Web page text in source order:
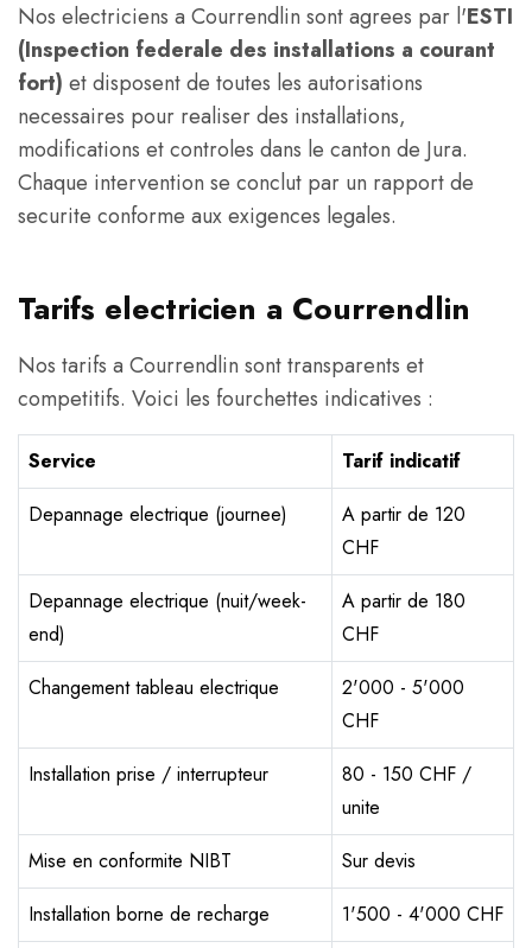
Nos electriciens a Courrendlin sont agrees par l'ESTI
(Inspection federale des installations a courant
fort) et disposent de toutes les autorisations
necessaires pour realiser des installations,
modifications et controles dans le canton de Jura.
Chaque intervention se conclut par un rapport de
securite conforme aux exigences legales.
Tarifs electricien a Courrendlin
Nos tarifs a Courrendlin sont transparents et
competitifs. Voici les fourchettes indicatives :
Service
Tarif indicatif
Depannage electrique (journee)
A partir de 120
CHF
Depannage electrique (nuit/week-
end)
A partir de 180
CHF
Changement tableau electrique
2'000 - 5'000
CHF
Installation prise / interrupteur
80 - 150 CHF /
unite
Mise en conformite NIBT
Sur devis
Installation borne de recharge
1'500 - 4'000 CHF